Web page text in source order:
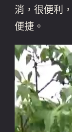
消，很便利
便捷。